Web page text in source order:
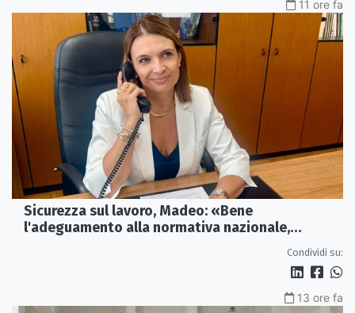
11 ore fa
Sicurezza sul lavoro, Madeo: «Bene
l'adeguamento alla normativa nazionale,
Condividi su:
13 ore fa